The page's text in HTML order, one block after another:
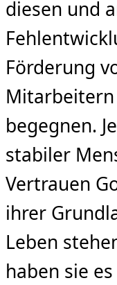
diesen und
Förderung
Mitarbeitern
begegnen.
stabiler
Vertrauen
ihrer
Leben
haben sie